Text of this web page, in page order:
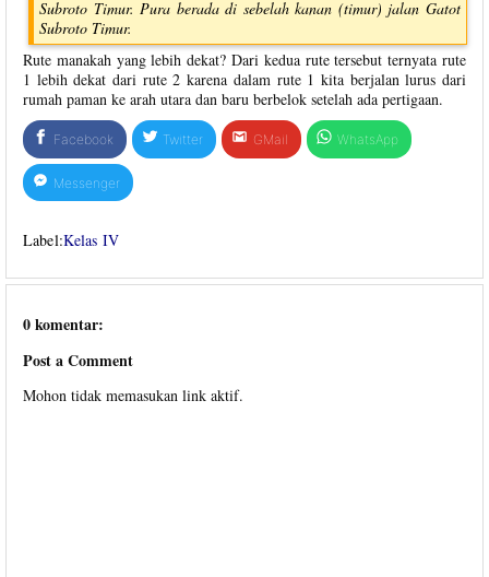
Subroto Timur. Pura berada di sebelah kanan (timur) jalan Gatot
Subroto Timur.
Rute manakah yang lebih dekat? Dari kedua rute tersebut ternyata rute
1 lebih dekat dari rute 2 karena dalam rute 1 kita berjalan lurus dari
rumah paman ke arah utara dan baru berbelok setelah ada pertigaan.
Facebook Twitter GMail WhatsApp
Messenger
Label:Kelas IV
0 komentar:
Post a Comment
Mohon tidak memasukan link aktif.